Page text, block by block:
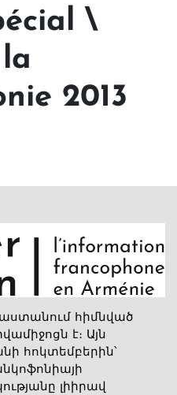
\
2013
հիմնված
է։ Այն
հոկտեմբերին՝
լիիրավ